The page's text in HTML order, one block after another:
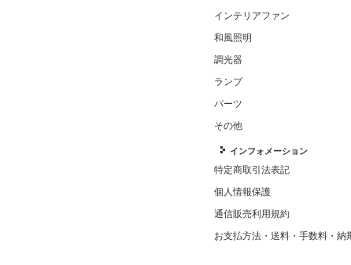
インテリアファン
和風照明
調光器
ランプ
パーツ
その他
インフォメーション
特定商取引法表記
個人情報保護
通信販売利用規約
お支払方法・送料・手数料・納